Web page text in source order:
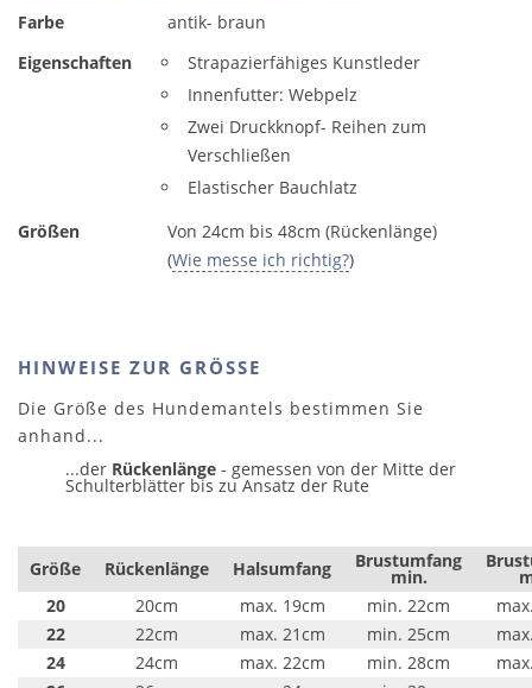
Farbe
antik- braun
Eigenschaften
Strapazierfähiges Kunstleder
Innenfutter: Webpelz
Zwei Druckknopf- Reihen zum
Verschließen
Elastischer Bauchlatz
Größen
Von 24cm bis 48cm (Rückenlänge)
(Wie messe ich richtig?)
HINWEISE ZUR GRÖSSE
Die Größe des Hundemantels bestimmen Sie
anhand...
...der Rückenlänge - gemessen von der Mitte der
Schulterblätter bis zu Ansatz der Rute
Größe Rückenlänge Halsumfang Brustumfang
min.
20
20cm max. 19cm min. 22cm
22
22cm max. 21cm min. 25cm
24
24cm max. 22cm min. 28cm